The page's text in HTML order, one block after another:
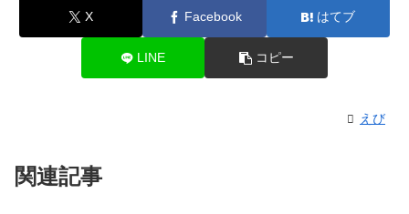
X Facebook はてブ
LINE コピー
えび
関連記事